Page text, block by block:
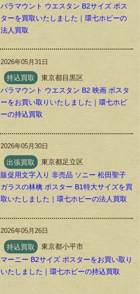
パラマウント ウエスタン B2サイズ ポス
ターを買取いたしました｜環七ホビーの
法人買取
2026年05月31日
持込買取
東京都目黒区
パラマウント ウエスタン B2 映画 ポスタ
ーをお買い取りいたしました｜環七ホビ
ーの持込買取
2026年05月30日
出張買取
東京都足立区
販促用文字入り 非売品 ソニー 松田聖子
ガラスの林檎 ポスター B1特大サイズを買
取いたしました｜環七ホビーの法人買取
2026年05月26日
持込買取
東京都小平市
マーニー B2サイズ ポスターをお買い取り
いたしました｜環七ホビーの持込買取